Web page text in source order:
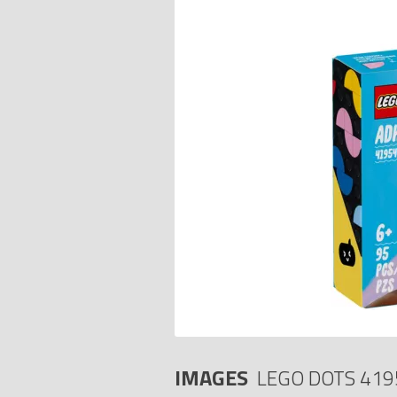
IMAGES LEGO DOTS